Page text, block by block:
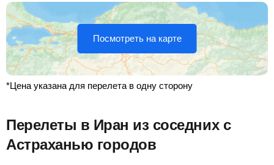
Посмотреть на карте
*Цена указана для перелета в одну сторону
Перелеты в Иран из соседних с
Астраханью городов